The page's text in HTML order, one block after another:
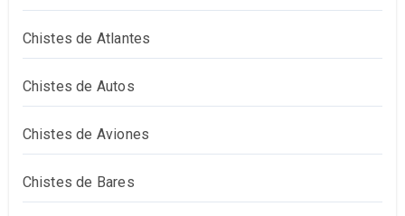
Chistes de Atlantes
Chistes de Autos
Chistes de Aviones
Chistes de Bares